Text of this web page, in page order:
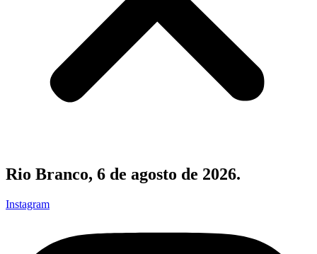
Rio Branco, 6 de agosto de 2026.
Instagram